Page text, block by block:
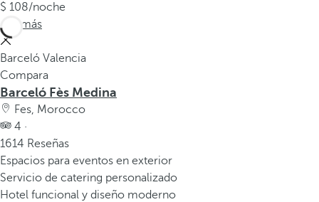
108/noche
Ver más
Barceló Valencia
Compara
Barceló Fès Medina
Fes, Morocco
4 ·
1614 Reseñas
Espacios para eventos en exterior
Servicio de catering personalizado
Hotel funcional y diseño moderno